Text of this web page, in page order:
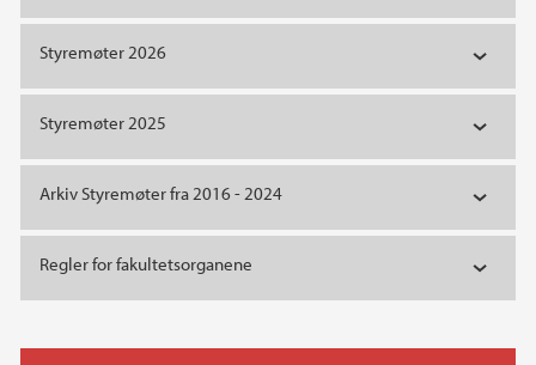
Styremøter 2026
Styremøter 2025
Arkiv Styremøter fra 2016 - 2024
Regler for fakultetsorganene